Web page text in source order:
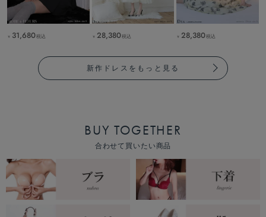
￥ 31,680税込 ￥ 28,380税込 ￥ 28,380税込
新作ドレスをもっと見る
BUY TOGETHER
合わせて買いたい商品